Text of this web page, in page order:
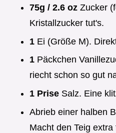
75g / 2.6 oz Zucker
Kristallzucker tut's.
1 Ei (Größe M).
1 Päckchen
riecht schon so gut
1 Prise Salz. Eine
Abrieb einer halben
Macht den Teig extra